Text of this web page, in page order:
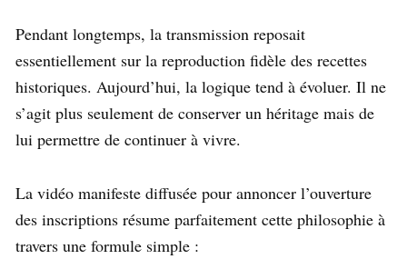
Pendant longtemps, la transmission reposait
essentiellement sur la reproduction fidèle des recettes
historiques. Aujourd’hui, la logique tend à évoluer. Il ne
s’agit plus seulement de conserver un héritage mais de
lui permettre de continuer à vivre.
La vidéo manifeste diffusée pour annoncer l’ouverture
des inscriptions résume parfaitement cette philosophie à
travers une formule simple :